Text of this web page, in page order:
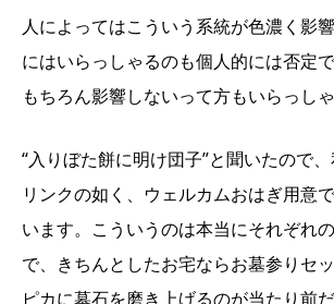
人によってはこういう系統が色濃く影
にはいらっしゃるのも個人的には否定で
もちろん影響しないって方もいらっしゃ
“入りぼた餅に明け団子”と聞いたので
リンクの如く、ウェルカムおはぎ用意
います。こういうのは本当にそれぞれ
で、きちんとしたお宅ならお墓参りセ
ピカに墓石を磨き上げるのが当たり前